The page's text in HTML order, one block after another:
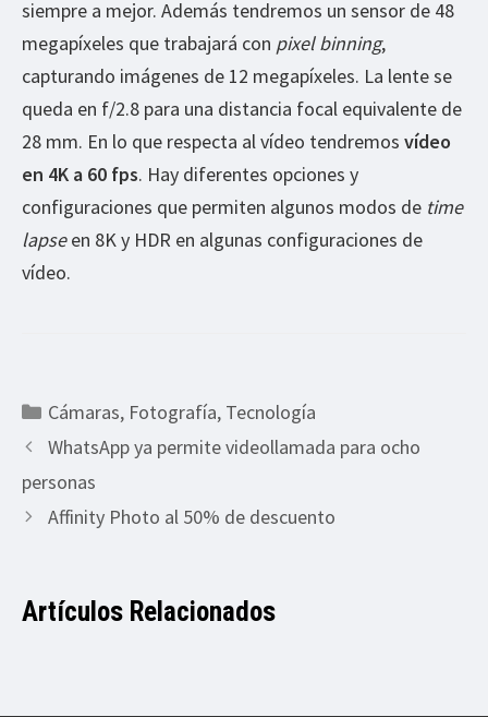
siempre a mejor. Además tendremos un sensor de 48
megapíxeles que trabajará con pixel binning,
capturando imágenes de 12 megapíxeles. La lente se
queda en f/2.8 para una distancia focal equivalente de
28 mm. En lo que respecta al vídeo tendremos vídeo
en 4K a 60 fps. Hay diferentes opciones y
configuraciones que permiten algunos modos de time
lapseen 8K y HDR en algunas configuraciones de
vídeo.
Categorías
Cámaras, Fotografía, Tecnología
WhatsApp ya permite videollamada para ocho
personas
Affinity Photo al 50% de descuento
Artículos Relacionados